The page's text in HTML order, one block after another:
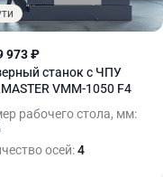
973 ₽
станок с ЧПУ
VMM-1050 F4
рабочего стола, мм:
осей:4